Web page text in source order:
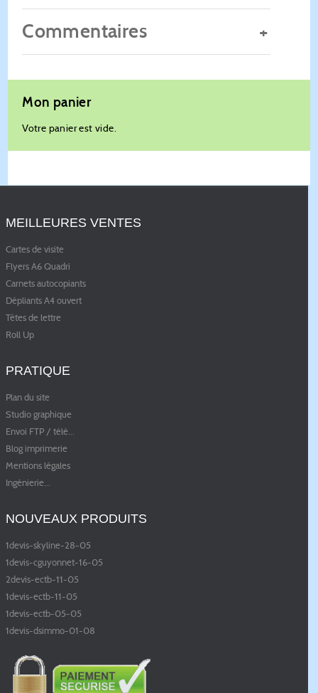
Commentaires
Mon panier
Votre panier est vide.
MEILLEURES VENTES
Cartes de visite
Flyers A6 Quadri
Carnets autocopiants
Dépliants A4 ouvert
Têtes de lettre
Roll Up
PRATIQUE
Plan du site
Studio graphique
Envoi FTP / télé...
Blog imprimerie
Mentions légales
Ingénierie...
NOUVEAUX PRODUITS
1devis-skyline-28-05
1devis-cguyonnet-16-05
2devis-ectb-11-05
1devis-ectb-11-05
1devis-ectb-05-05
1devis-dsimmo-01-08